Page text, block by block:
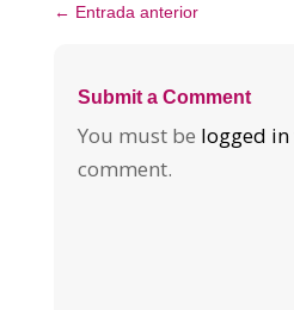
← Entrada anterior
Submit a Comment
You must be logged in
comment.